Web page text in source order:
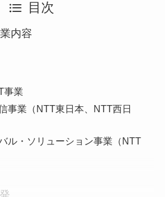
目次
内容
事業
事業（NTT東日本、NTT西日
ル・ソリューション事業（NTT